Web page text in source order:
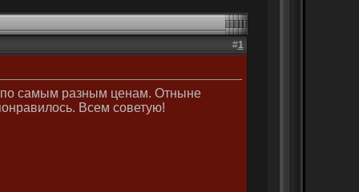
#1
по самым разным ценам. Отныне
Всем советую!